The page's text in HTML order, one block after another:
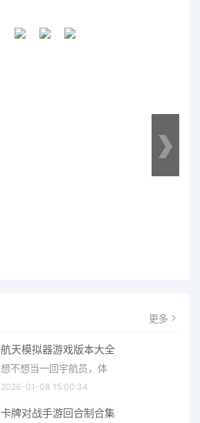
更多
航天模拟器游戏版本大全
想不想当一回宇航员，体
2026-01-08 15:00:34
卡牌对战手游回合制合集